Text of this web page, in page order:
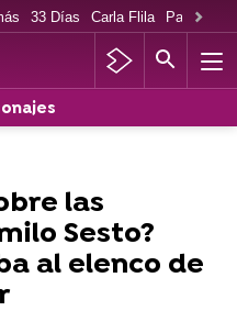
33 Días Carla Flila Paco
las
Sesto?
al elenco de